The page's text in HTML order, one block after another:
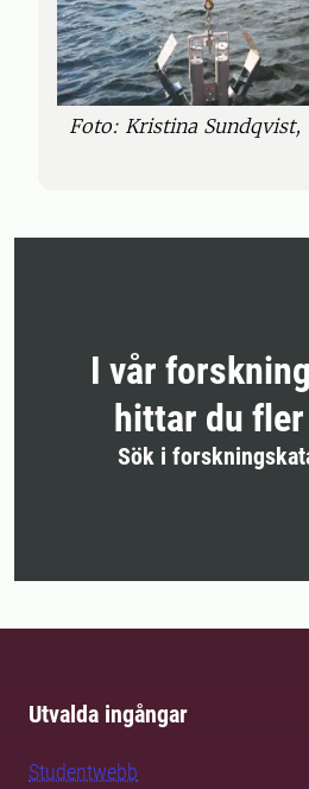
Foto: Kristina Sundqvist,
I vår
hittar du
Sök i
Utvalda ingångar
Studentwebb